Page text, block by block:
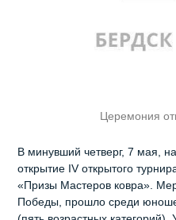
Церемония
В минувший четверг, 7 мая,
открытие IV открытого
«Призы Мастеров ковра».
Победы, прошло среди